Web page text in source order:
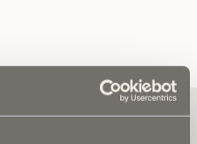
heti parhaiden